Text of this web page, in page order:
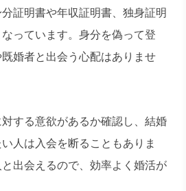
証明書や年収証明書、独身証明
っています。身分を偽って登
婚者と出会う心配はありませ
する意欲があるか確認し、結婚
人は入会を断ることもありま
出会えるので、効率よく婚活が